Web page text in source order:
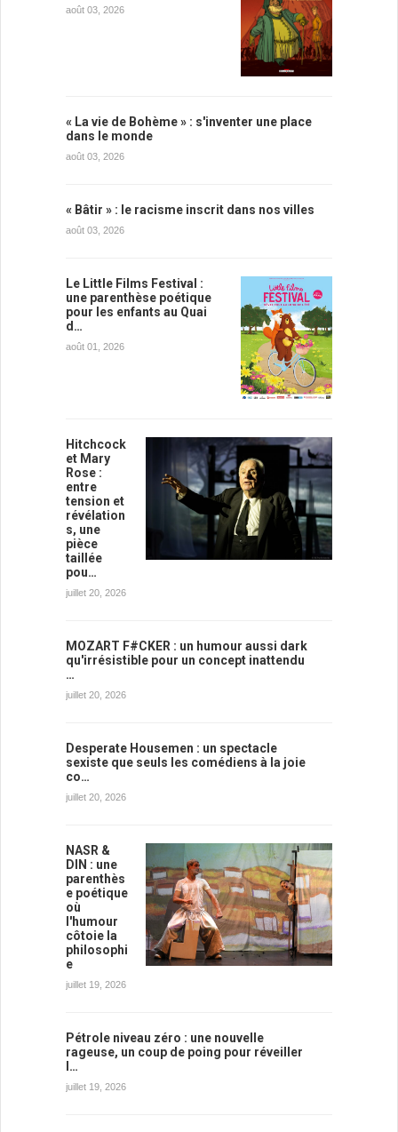
août 03, 2026
« La vie de Bohème » : s'inventer une place
dans le monde
août 03, 2026
« Bâtir » : le racisme inscrit dans nos villes
août 03, 2026
Le Little Films Festival :
une parenthèse poétique
pour les enfants au Quai
d…
août 01, 2026
Hitchcock
et Mary
Rose :
entre
tension et
révélation
s, une
pièce
taillée
pou…
juillet 20, 2026
MOZART F#CKER : un humour aussi dark
qu'irrésistible pour un concept inattendu
…
juillet 20, 2026
Desperate Housemen : un spectacle
sexiste que seuls les comédiens à la joie
co…
juillet 20, 2026
NASR &
DIN : une
parenthès
e poétique
où
l'humour
côtoie la
philosophi
e
juillet 19, 2026
Pétrole niveau zéro : une nouvelle
rageuse, un coup de poing pour réveiller
l…
juillet 19, 2026